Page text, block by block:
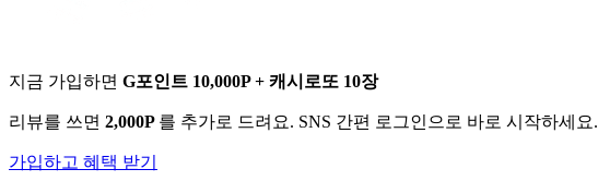
지금 가입하면 G포인트 10,000P + 캐시로또 10장
리뷰를 쓰면 2,000P 를 추가로 드려요. SNS 간편 로그인으로 바로 시작하세요.
가입하고 혜택 받기